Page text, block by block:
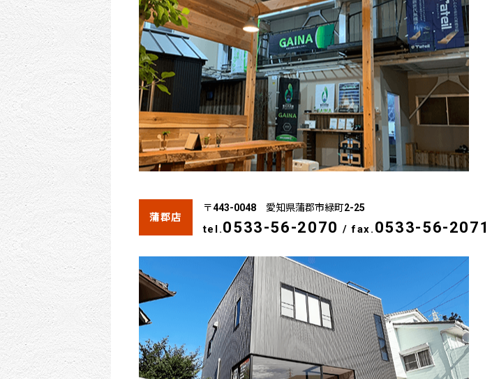
蒲郡店
〒443-0048 愛知県蒲郡市緑町2-25
tel.0533-56-2070 /fax. 0533-56-2071